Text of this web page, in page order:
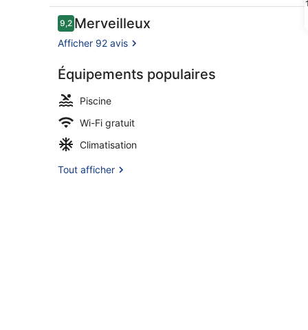
31
Ihlamur (
Avis
voyageurs
9,29,2 sur 10
Merveilleux
Afficher 92 avis
Équipements populaires
Piscine
Wi-Fi gratuit
Climatisation
Tout afficher